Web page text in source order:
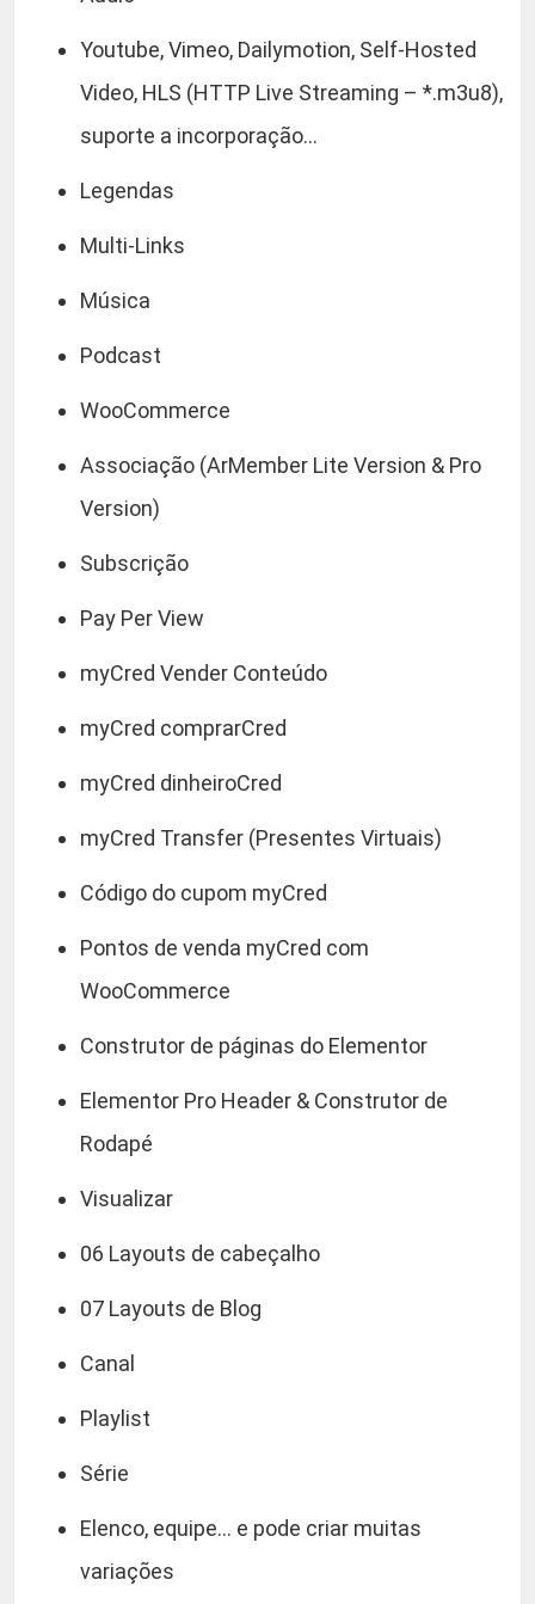
Youtube, Vimeo, Dailymotion, Self-Hosted
Video, HLS (HTTP Live Streaming – *.m3u8),
suporte a incorporação…
Legendas
Multi-Links
Música
Podcast
WooCommerce
Associação (ArMember Lite Version & Pro
Version)
Subscrição
Pay Per View
myCred Vender Conteúdo
myCred comprarCred
myCred dinheiroCred
myCred Transfer (Presentes Virtuais)
Código do cupom myCred
Pontos de venda myCred com
WooCommerce
Construtor de páginas do Elementor
Elementor Pro Header & Construtor de
Rodapé
Visualizar
06 Layouts de cabeçalho
07 Layouts de Blog
Canal
Playlist
Série
Elenco, equipe… e pode criar muitas
variações